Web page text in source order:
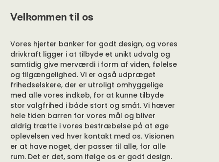
Velkommen til os
Vores hjerter banker for godt design, og vores
drivkraft ligger i at tilbyde et unikt udvalg og
samtidig give merværdi i form af viden, følelse
og tilgængelighed. Vi er også udpræget
frihedselskere, der er utroligt omhyggelige
med alle vores indkøb, for at kunne tilbyde
stor valgfrihed i både stort og småt. Vi hæver
hele tiden barren for vores mål og bliver
aldrig trætte i vores bestræbelse på at øge
oplevelsen ved hver kontakt med os. Visionen
er at have noget, der passer til alle, for alle
rum. Det er det, som ifølge os er godt design.